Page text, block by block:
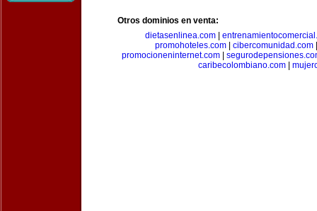
Otros dominios en venta:
dietasenlinea.com|
promohoteles.com
cibercomunidad.com
promocioneninternet.com|
caribecolombiano.com|